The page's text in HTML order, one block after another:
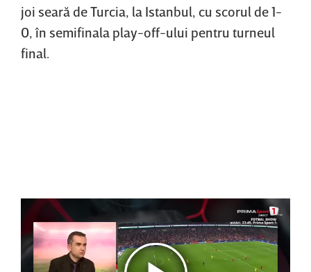
joi seară de Turcia, la Istanbul, cu scorul de 1-
0, în semifinala play-off-ului pentru turneul
final.